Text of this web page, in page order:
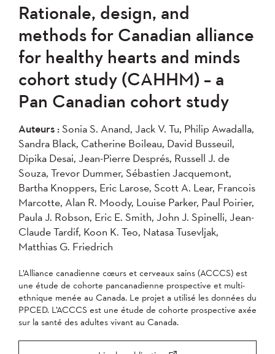
2020
2019
2017
2016
2015
2014
2013
2012
2011
2010
2008
2007
2005
Appliquer
Plus ancien au plus récent
Appliquer
Rationale, design, and
methods for Canadian alliance
for healthy hearts and minds
cohort study (CAHHM) – a
Pan Canadian cohort study
Auteurs :Sonia S. Anand, Jack V. Tu, Philip Awadalla,
Sandra Black, Catherine Boileau, David Busseuil,
Dipika Desai, Jean-Pierre Després, Russell J. de
Souza, Trevor Dummer, Sébastien Jacquemont,
Bartha Knoppers, Eric Larose, Scott A. Lear, Francois
Marcotte, Alan R. Moody, Louise Parker, Paul Poirier,
Paula J. Robson, Eric E. Smith, John J. Spinelli, Jean-
Claude Tardif, Koon K. Teo, Natasa Tusevljak,
Matthias G. Friedrich
L’Alliance canadienne cœurs et cerveaux sains (ACCCS) est
une étude de cohorte pancanadienne prospective et multi-
ethnique menée au Canada. Le projet a utilisé les données du
PPCED. L’ACCCS est une étude de cohorte prospective axée
sur la santé des adultes vivant au Canada.